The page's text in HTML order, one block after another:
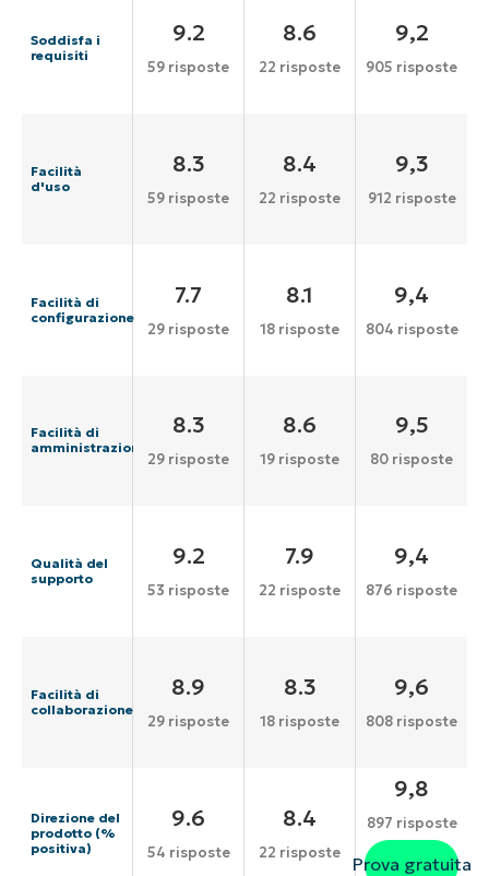
Soddisfa i
requisiti
9.2
59 risposte
8.6
22 risposte
9,2
905 risposte
Facilità
d'uso
8.3
59 risposte
8.4
22 risposte
9,3
912 risposte
Facilità di
configurazione
7.7
29 risposte
8.1
18 risposte
9,4
804 risposte
Facilità di
amministrazione
8.3
29 risposte
8.6
19 risposte
9,5
80 risposte
Qualità del
supporto
9.2
53 risposte
7.9
22 risposte
9,4
876 risposte
Facilità di
collaborazione
8.9
29 risposte
8.3
18 risposte
9,6
808 risposte
Direzione del
prodotto (%
positiva)
9.6
54 risposte
8.4
22 risposte
9,8
897 risposte
Prova gratuita